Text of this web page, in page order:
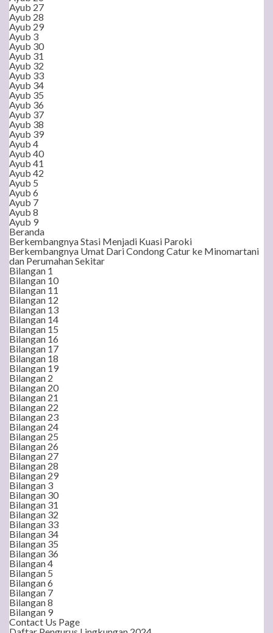
Ayub 27
Ayub 28
Ayub 29
Ayub 3
Ayub 30
Ayub 31
Ayub 32
Ayub 33
Ayub 34
Ayub 35
Ayub 36
Ayub 37
Ayub 38
Ayub 39
Ayub 4
Ayub 40
Ayub 41
Ayub 42
Ayub 5
Ayub 6
Ayub 7
Ayub 8
Ayub 9
Beranda
Berkembangnya Stasi Menjadi Kuasi Paroki
Berkembangnya Umat Dari Condong Catur ke Minomartani
dan Perumahan Sekitar
Bilangan 1
Bilangan 10
Bilangan 11
Bilangan 12
Bilangan 13
Bilangan 14
Bilangan 15
Bilangan 16
Bilangan 17
Bilangan 18
Bilangan 19
Bilangan 2
Bilangan 20
Bilangan 21
Bilangan 22
Bilangan 23
Bilangan 24
Bilangan 25
Bilangan 26
Bilangan 27
Bilangan 28
Bilangan 29
Bilangan 3
Bilangan 30
Bilangan 31
Bilangan 32
Bilangan 33
Bilangan 34
Bilangan 35
Bilangan 36
Bilangan 4
Bilangan 5
Bilangan 6
Bilangan 7
Bilangan 8
Bilangan 9
Contact Us Page